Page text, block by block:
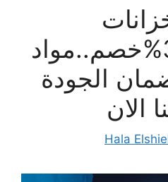
بالرياض بـ33%خصم..مواد
ضمان الجودة
Hala